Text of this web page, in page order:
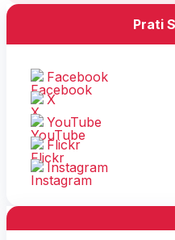
Prati
Facebook
X
YouTube
Flickr
Instagram